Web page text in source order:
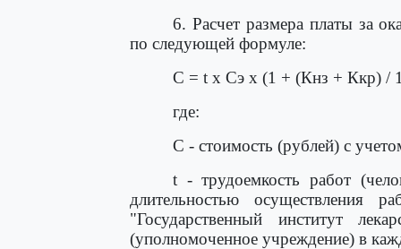
6. Расчет размера платы за
по следующей формуле:
С = t x Сэ x (1 + (Кнз + Ккр) /
где:
С - стоимость (рублей) с
t - трудоемкость работ
длительностью осуществления
"Государственный институт
(уполномоченное учреждение) в